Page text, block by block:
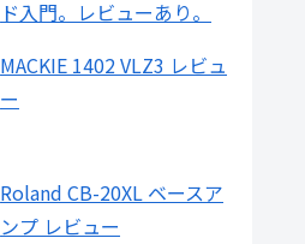
ド入門。レビューあり。
MACKIE 1402 VLZ3 レビュ
ー
Roland CB-20XL ベースア
ンプ レビュー